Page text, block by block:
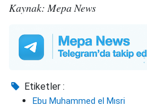
Kaynak: Mepa News
Etiketler :
Ebu Muhammed el Mısri